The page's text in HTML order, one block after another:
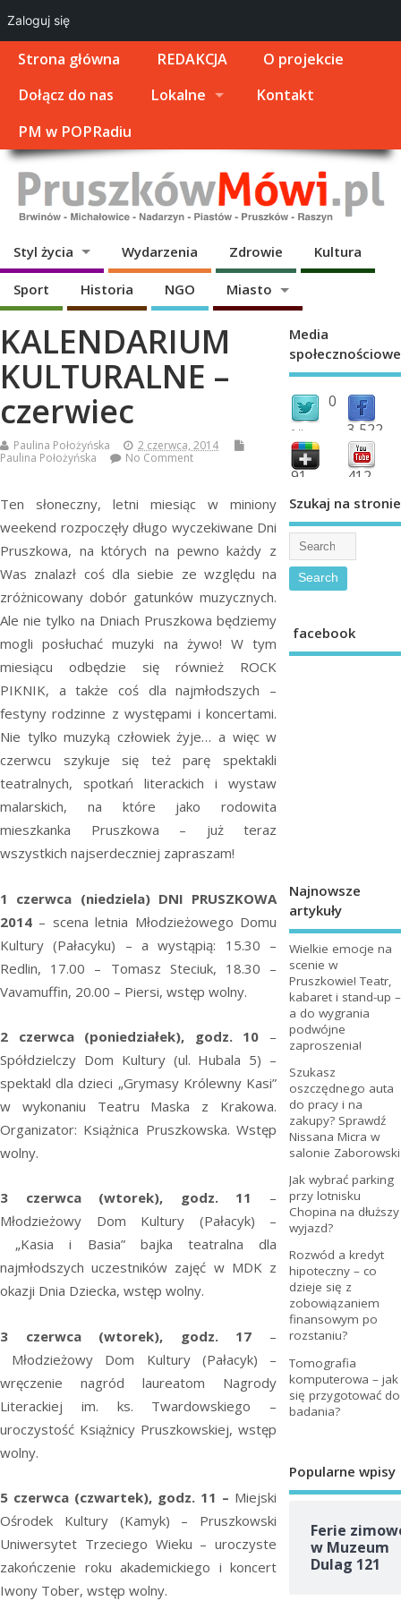
Strona główna REDAKCJA
O projekcie
Dołącz do nas
Lokalne
Kontakt
PM w POPRadiu
Styl życia Wydarzenia Zdrowie Kultura
Sport Historia NGO Miasto
KALENDARIUM
KULTURALNE –
czerwiec
Paulina Położyńska
2 czerwca, 2014
Paulina Położyńska
No Comment
Ten słoneczny, letni miesiąc w miniony
weekend rozpoczęły długo wyczekiwane Dni
Pruszkowa, na których na pewno każdy z
Was znalazł coś dla siebie ze względu na
zróżnicowany dobór gatunków muzycznych.
Ale nie tylko na Dniach Pruszkowa będziemy
mogli posłuchać muzyki na żywo! W tym
miesiącu odbędzie się również ROCK
PIKNIK, a także coś dla najmłodszych –
festyny rodzinne z występami i koncertami.
Nie tylko muzyką człowiek żyje… a więc w
czerwcu szykuje się też parę spektakli
teatralnych, spotkań literackich i wystaw
malarskich, na które jako rodowita
mieszkanka Pruszkowa – już teraz
wszystkich najserdeczniej zapraszam!
1 czerwca (niedziela) DNI PRUSZKOWA
2014 – scena letnia Młodzieżowego Domu
Kultury (Pałacyku) – a wystąpią: 15.30 –
Redlin, 17.00 – Tomasz Steciuk, 18.30 –
Vavamuffin, 20.00 – Piersi, wstęp wolny.
2 czerwca (poniedziałek), godz. 10 –
Spółdzielczy Dom Kultury (ul. Hubala 5) –
spektakl dla dzieci „Grymasy Królewny Kasi”
w wykonaniu Teatru Maska z Krakowa.
Organizator: Książnica Pruszkowska. Wstęp
wolny.
3 czerwca (wtorek), godz. 11 –
Młodzieżowy Dom Kultury (Pałacyk) –
„Kasia i Basia” bajka teatralna dla
najmłodszych uczestników zajęć w MDK z
okazji Dnia Dziecka, wstęp wolny.
3 czerwca (wtorek), godz. 17 –
Młodzieżowy Dom Kultury (Pałacyk) –
wręczenie nagród laureatom Nagrody
Literackiej im. ks. Twardowskiego –
uroczystość Książnicy Pruszkowskiej, wstęp
wolny.
5 czerwca (czwartek), godz. 11 – Miejski
Ośrodek Kultury (Kamyk) – Pruszkowski
Uniwersytet Trzeciego Wieku – uroczyste
zakończenie roku akademickiego i koncert
Iwony Tober, wstęp wolny.
Media
społecznościowe
0
followers 3,522
fans
91 412
Szukaj na stronie
facebook
Najnowsze
artykuły
Wielkie emocje na
scenie w
Pruszkowie! Teatr,
kabaret i stand-up –
a do wygrania
podwójne
zaproszenia!
Szukasz
oszczędnego auta
do pracy i na
zakupy? Sprawdź
Nissana Micra w
salonie Zaborowski
Jak wybrać parking
przy lotnisku
Chopina na dłuższy
wyjazd?
Rozwód a kredyt
hipoteczny – co
dzieje się z
zobowiązaniem
finansowym po
rozstaniu?
Tomografia
komputerowa – jak
się przygotować do
badania?
Popularne wpisy
Ferie
w Muzeum
Dulag 121
Zaloguj się